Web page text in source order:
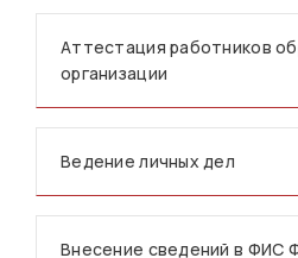
Аттестация работников
организации
Ведение личных дел
Внесение сведений в ФИС